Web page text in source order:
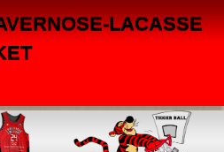
LACASSE